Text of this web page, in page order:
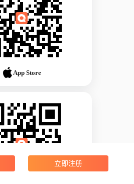
App Store
立即注册